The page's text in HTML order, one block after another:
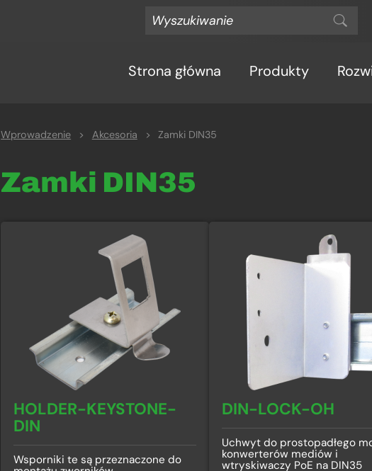
Strona główna Produkty
Wprowadzenie > Akcesoria > Zamki DIN35
Zamki DIN35
HOLDER-KEYSTONE-
DIN
Wsporniki te są przeznaczone do
DIN-LOCK-OH
Uchwyt do prostopadłego
konwerterów mediów i
wtryskiwaczy PoE na DIN35